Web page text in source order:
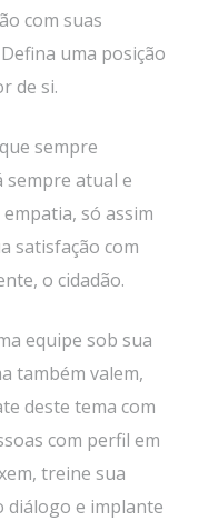
com suas
uma posição
de si.
sempre
sempre atual e
só assim
satisfação com
o cidadão.
equipe sob sua
também valem,
deste tema com
com perfil em
treine sua
diálogo e implante